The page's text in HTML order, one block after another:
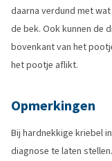
daarna verdund met
de bek. Ook kunnen de
bovenkant van het
het pootje aflikt.
Opmerkingen
Bij hardnekkige kriebel
diagnose te laten